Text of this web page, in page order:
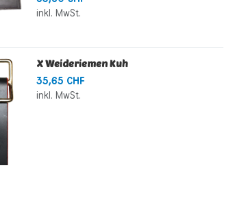
inkl. MwSt.
X Weideriemen Kuh
35,65 CHF
inkl. MwSt.